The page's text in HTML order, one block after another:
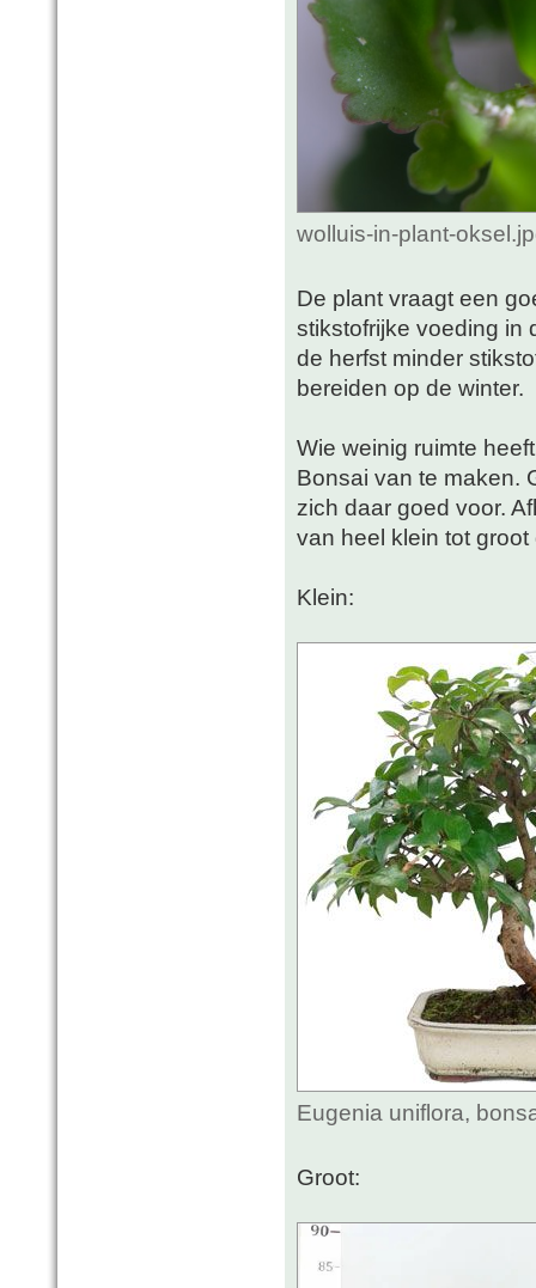
wolluis-in-plant-
De plant vraagt een
stikstofrijke voeding in
de herfst minder
bereiden op de winter.
Wie weinig ruimte
Bonsai van te maken.
zich daar goed voor.
van heel klein tot groot
Klein:
Eugenia uniflora,
Groot: